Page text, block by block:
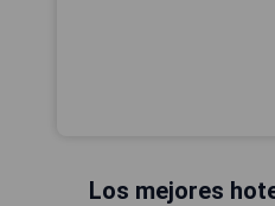
Los mejores